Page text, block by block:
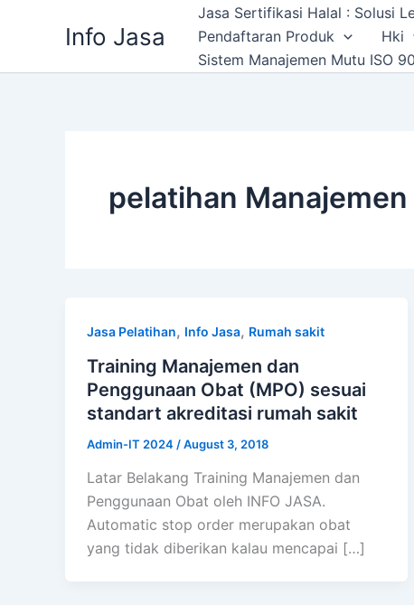
Info Jasa
Jasa Sertifikasi Halal : Solusi
Pendaftaran Produk
Hki
Sistem Manajemen Mutu ISO
pelatihan
Jasa Pelatihan, Info Jasa, Rumah sakit
Training Manajemen dan
Penggunaan Obat (MPO) sesuai
standart akreditasi rumah sakit
Admin-IT 2024 /August 3, 2018
Latar Belakang Training Manajemen dan
Penggunaan Obat oleh INFO JASA.
Automatic stop order merupakan obat
yang tidak diberikan kalau mencapai […]